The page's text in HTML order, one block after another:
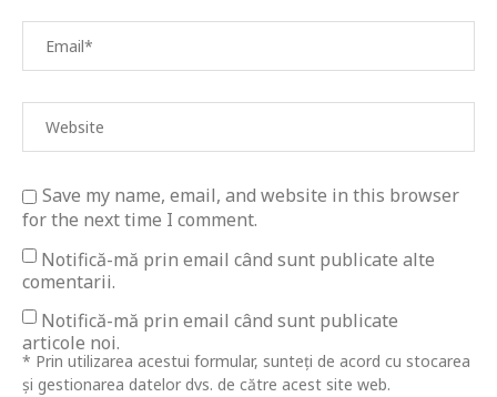
Save my name, email, and website in this browser
for the next time I comment.
Notifică-mă prin email când sunt publicate alte
comentarii.
Notifică-mă prin email când sunt publicate
articole noi.
* Prin utilizarea acestui formular, sunteți de acord cu stocarea
și gestionarea datelor dvs. de către acest site web.